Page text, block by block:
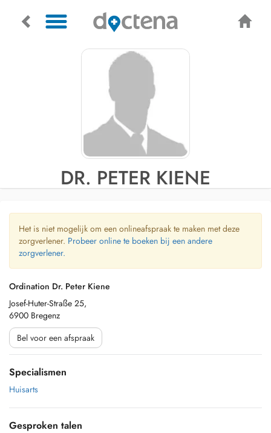
DR. PETER KIENE
Het is niet mogelijk om een onlineafspraak te maken met deze
zorgverlener. Probeer online te boeken bij een andere
zorgverlener.
Ordination Dr. Peter Kiene
Josef-Huter-Straße 25,
6900 Bregenz
Bel voor een afspraak
Specialismen
Huisarts
Gesproken talen